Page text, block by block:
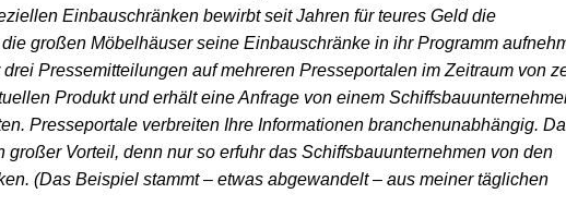
Einbauschränken bewirbt seit Jahren für teures Geld die
großen Möbelhäuser seine Einbauschränke in ihr Programm
Pressemitteilungen auf mehreren Presseportalen im Zeitraum von
Produkt und erhält eine Anfrage von einem
Presseportale verbreiten Ihre Informationen branchenunabhängig.
großer Vorteil, denn nur so erfuhr das Schiffsbauunternehmen von den
(Das Beispiel stammt – etwas abgewandelt – aus meiner täglichen